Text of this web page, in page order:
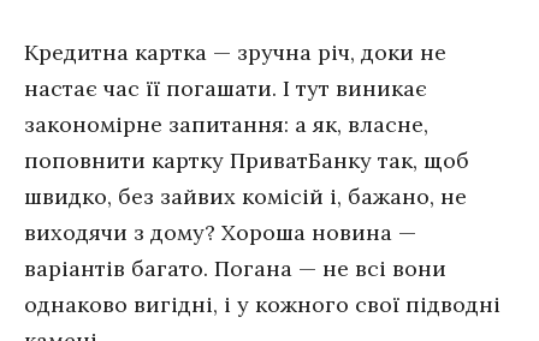
Кредитна картка — зручна річ, доки не
настає час її погашати. І тут виникає
закономірне запитання: а як, власне,
поповнити картку ПриватБанку так, щоб
швидко, без зайвих комісій і, бажано, не
виходячи з дому? Хороша новина —
варіантів багато. Погана — не всі вони
однаково вигідні, і у кожного свої підводні